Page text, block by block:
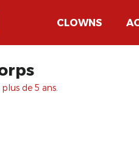
CLOWNS
de 5 ans.